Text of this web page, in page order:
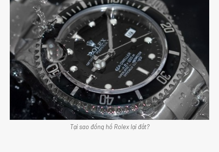
Tại sao đồng hồ Rolex lại đắt?